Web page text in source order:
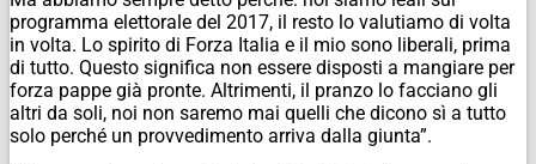
programma elettorale del 2017, il resto lo valutiamo di volta
in volta. Lo spirito di Forza Italia e il mio sono liberali, prima
di tutto. Questo significa non essere disposti a mangiare per
forza pappe già pronte. Altrimenti, il pranzo lo facciano gli
altri da soli, noi non saremo mai quelli che dicono sì a tutto
solo perché un provvedimento arriva dalla giunta”.